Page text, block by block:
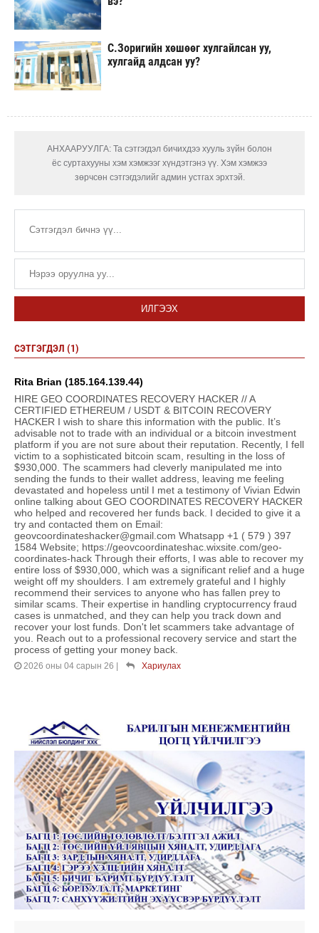
С.Зоригийн хөшөөг хулгайлсан уу,
хулгайд алдсан уу?
АНХААРУУЛГА: Та сэтгэгдэл бичихдээ хууль зүйн болон
ёс суртахууны хэм хэмжээг хүндэтгэнэ үү. Хэм хэмжээ
зөрчсөн сэтгэгдэлийг админ устгах эрхтэй.
ИЛГЭЭХ
СЭТГЭГДЭЛ (1)
Rita Brian (185.164.139.44)
HIRE GEO COORDINATES RECOVERY HACKER // A
CERTIFIED ETHEREUM / USDT & BITCOIN RECOVERY
HACKER I wish to share this information with the public. It’s
advisable not to trade with an individual or a bitcoin investment
platform if you are not sure about their reputation. Recently, I fell
victim to a sophisticated bitcoin scam, resulting in the loss of
$930,000. The scammers had cleverly manipulated me into
sending the funds to their wallet address, leaving me feeling
devastated and hopeless until I met a testimony of Vivian Edwin
online talking about GEO COORDINATES RECOVERY HACKER
who helped and recovered her funds back. I decided to give it a
try and contacted them on Email:
geovcoordinateshacker@gmail.com Whatsapp +1 ( 579 ) 397
1584 Website; https://geovcoordinateshac.wixsite.com/geo-
coordinates-hack Through their efforts, I was able to recover my
entire loss of $930,000, which was a significant relief and a huge
weight off my shoulders. I am extremely grateful and I highly
recommend their services to anyone who has fallen prey to
similar scams. Their expertise in handling cryptocurrency fraud
cases is unmatched, and they can help you track down and
recover your lost funds. Don't let scammers take advantage of
you. Reach out to a professional recovery service and start the
process of getting your money back.
2026 оны 04 сарын 26 | Хариулах